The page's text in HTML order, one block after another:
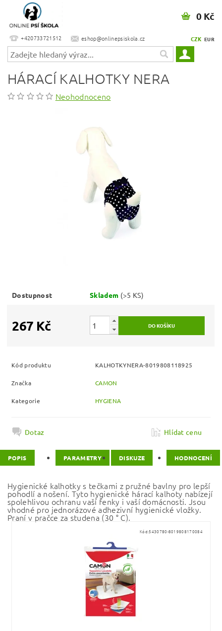
+420733721512 eshop@onlinepsiskola.cz CZK EUR
0 Kč
HÁRACÍ KALHOTKY NERA
Neohodnoceno
Dostupnost Skladem (>5 KS)
267 Kč
Kód produktu KALHOTKYNERA-8019808118925
Značka CAMON
Kategorie HYGIENA
Dotaz Hlídat cenu
POPIS PARAMETRY DISKUZE HODNOCENÍ
Hygienické kalhotky s tečkami z pružné bavlny pro lepší
pohodlí a nošení. Tyto hygienické hárací kalhoty nabízejí
spolehlivou ochranu vaší fenky i vaší domácnosti. Jsou
vhodné pro jednorázové adhezivní hygienické vložky.
Praní v pračce za studena (30 ° C).
Kód:5430780-8019808170084